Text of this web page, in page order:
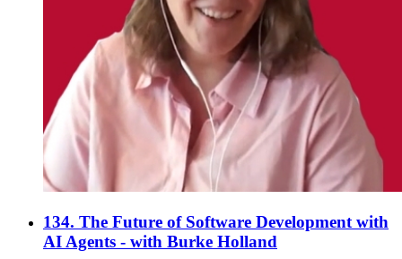
134. The Future of Software Development with
AI Agents - with Burke Holland